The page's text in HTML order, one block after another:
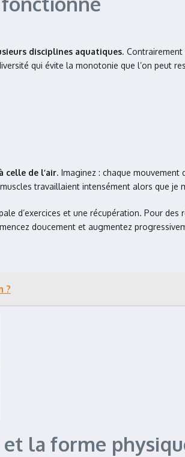
disciplines aquatiques.
qui évite la monotonie que l’on peut
celle de l’air. Imaginez : chaque mouvement
travaillaient intensément alors que je
d’exercices et une récupération. Pour des
doucement et augmentez
?
la forme